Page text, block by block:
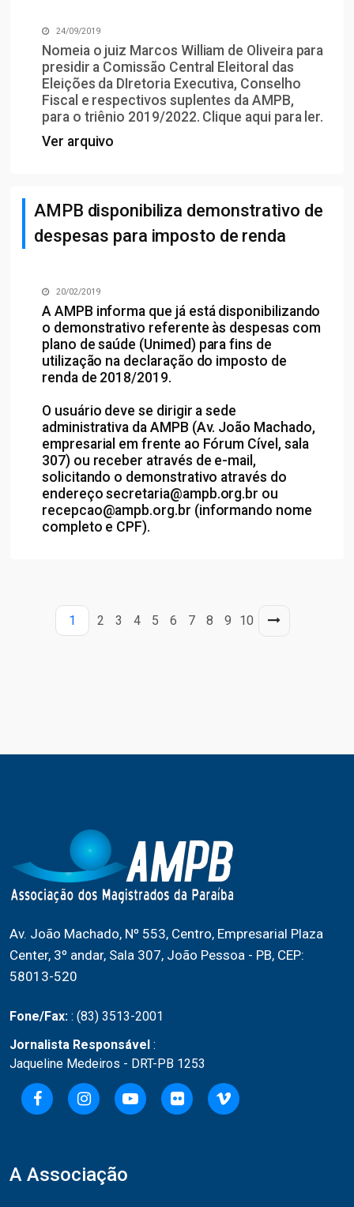
24/09/2019
Nomeia o juiz Marcos William de Oliveira para
presidir a Comissão Central Eleitoral das
Eleições da DIretoria Executiva, Conselho
Fiscal e respectivos suplentes da AMPB,
para o triênio 2019/2022. Clique aqui para ler.
Ver arquivo
AMPB disponibiliza demonstrativo de
despesas para imposto de renda
20/02/2019
A AMPB informa que já está disponibilizando
o demonstrativo referente às despesas com
plano de saúde (Unimed) para fins de
utilização na declaração do imposto de
renda de 2018/2019.
O usuário deve se dirigir a sede
administrativa da AMPB (Av. João Machado,
empresarial em frente ao Fórum Cível, sala
307) ou receber através de e-mail,
solicitando o demonstrativo através do
endereço secretaria@ampb.org.br ou
recepcao@ampb.org.br (informando nome
completo e CPF).
1 2 3 4 5 6 7 8 9 10
Av. João Machado, Nº 553, Centro, Empresarial Plaza
Center, 3º andar, Sala 307, João Pessoa - PB, CEP:
58013-520
Fone/Fax: : (83) 3513-2001
Jornalista Responsável :
Jaqueline Medeiros - DRT-PB 1253
A Associação